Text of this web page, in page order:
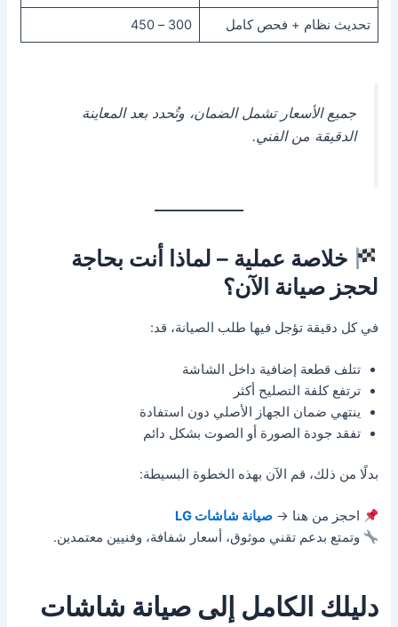
تحديث نظام + فحص كامل 300 – 450
جميع الأسعار تشمل الضمان، وتُحدد بعد المعاينة
الدقيقة من الفني.
خلاصة عملية – لماذا أنت بحاجة
لحجز صيانة الآن؟
في كل دقيقة تؤجل فيها طلب الصيانة، قد:
تتلف قطعة إضافية داخل الشاشة
ترتفع كلفة التصليح أكثر
ينتهي ضمان الجهاز الأصلي دون استفادة
تفقد جودة الصورة أو الصوت بشكل دائم
بدلًا من ذلك، قم الآن بهذه الخطوة البسيطة:
احجز من هنا →صيانة شاشات LG
وتمتع بدعم تقني موثوق، أسعار شفافة، وفنيين معتمدين.
دليلك الكامل إلى صيانة شاشات